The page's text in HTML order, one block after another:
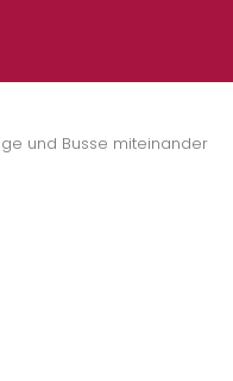
und Busse miteinander